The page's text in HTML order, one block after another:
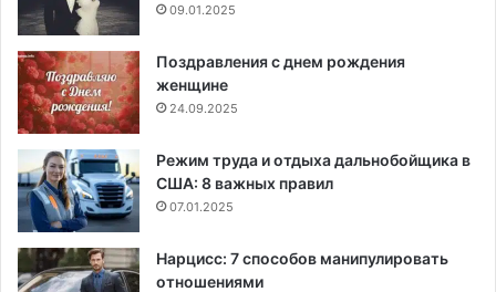
09.01.2025
Поздравления с днем рождения
женщине
24.09.2025
Режим труда и отдыха дальнобойщика в
США: 8 важных правил
07.01.2025
Нарцисс: 7 способов манипулировать
отношениями